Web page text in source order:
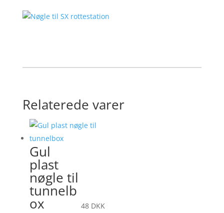
Relaterede varer
Gul
plast
nøgle til
tunnelb
ox 48 DKK